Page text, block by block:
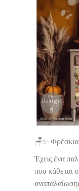
🪑✨
Έχεις ένα
που κάθεται